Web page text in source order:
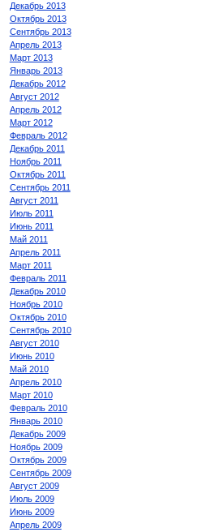
Декабрь 2013
Октябрь 2013
Сентябрь 2013
Апрель 2013
Март 2013
Январь 2013
Декабрь 2012
Август 2012
Апрель 2012
Март 2012
Февраль 2012
Декабрь 2011
Ноябрь 2011
Октябрь 2011
Сентябрь 2011
Август 2011
Июль 2011
Июнь 2011
Май 2011
Апрель 2011
Март 2011
Февраль 2011
Декабрь 2010
Ноябрь 2010
Октябрь 2010
Сентябрь 2010
Август 2010
Июнь 2010
Май 2010
Апрель 2010
Март 2010
Февраль 2010
Январь 2010
Декабрь 2009
Ноябрь 2009
Октябрь 2009
Сентябрь 2009
Август 2009
Июль 2009
Июнь 2009
Апрель 2009